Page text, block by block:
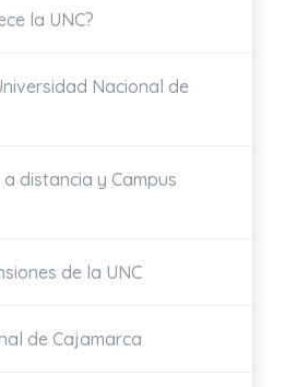
la UNC?
Nacional de
distancia y Campus
de la UNC
de Cajamarca